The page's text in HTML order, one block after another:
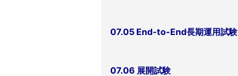
07.05 End-to-End長期運用試験
07.06 展開試験